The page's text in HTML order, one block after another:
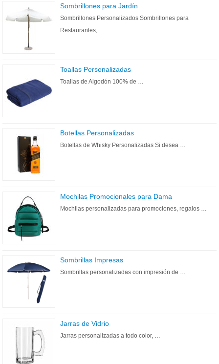
Sombrillones para Jardín
Sombrillones Personalizados Sombrillones para
Restaurantes, …
Toallas Personalizadas
Toallas de Algodón 100% de …
Botellas Personalizadas
Botellas de Whisky Personalizadas Si desea …
Mochilas Promocionales para Dama
Mochilas personalizadas para promociones, regalos …
Sombrillas Impresas
Sombrillas personalizadas con impresión de …
Jarras de Vidrio
Jarras personalizadas a todo color, …